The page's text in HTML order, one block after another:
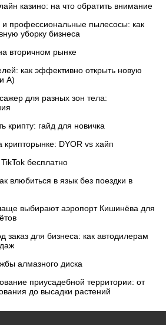
казино: на что обратить внимание
профессиональные пылесосы: как
уборку бизнеса
вторичном рынке
как эффективно открыть новую
А)
для разных зон тела:
крипту: гайд для новичка
DYOR vs хайп
бесплатно
влюбиться в язык без поездки в
выбирают аэропорт Кишинёва для
для бизнеса: как автодилерам
алмазного диска
приусадебной территории: от
до высадки растений